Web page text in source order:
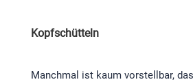
Kopfschütteln
Manchmal ist kaum vorstellbar,